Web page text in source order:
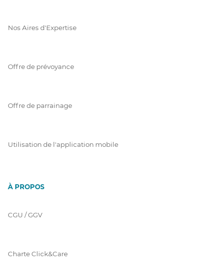
Nos Aires d'Expertise
Offre de prévoyance
Offre de parrainage
Utilisation de l'application mobile
À PROPOS
CGU / GGV
Charte Click&Care